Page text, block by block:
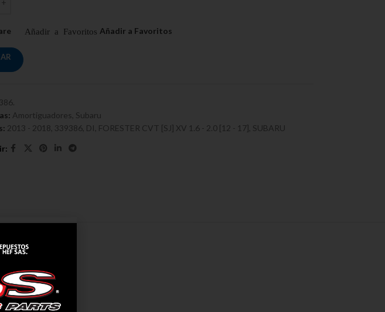
Amortiguadores Subaru
2013 - 2018 339386, DI FORESTER CVT [SJ] XV 1.6 - 2.0 [12 - 17] SUBARU
Y ENTREGA